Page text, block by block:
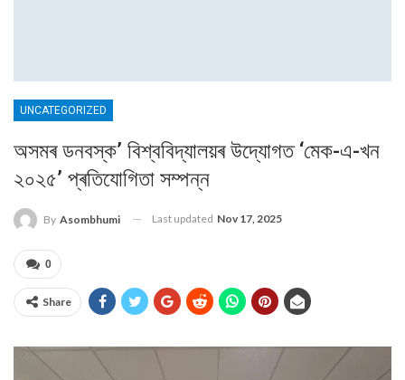
UNCATEGORIZED
অসমৰ ডনবস্ক’ বিশ্ববিদ্যালয়ৰ উদ্যোগত ‘মেক-এ-খন
২০২৫’ প্ৰতিযোগিতা সম্পন্ন
By Asombhumi Last updated Nov 17, 2025
0
Share